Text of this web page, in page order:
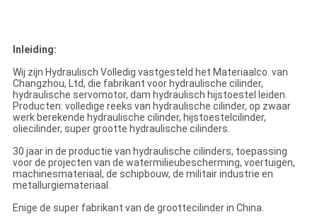
Inleiding:
Wij zijn Hydraulisch Volledig vastgesteld het Materiaalco. van
Changzhou, Ltd, die fabrikant voor hydraulische cilinder,
hydraulische servomotor, dam hydraulisch hijstoestel leiden.
Producten: volledige reeks van hydraulische cilinder, op zwaar
werk berekende hydraulische cilinder, hijstoestelcilinder,
oliecilinder, super grootte hydraulische cilinders.
30 jaar in de productie van hydraulische cilinders, toepassing
voor de projecten van de watermilieubescherming, voertuigen,
machinesmateriaal, de schipbouw, de militair industrie en
metallurgiemateriaal.
Enige de super fabrikant van de groottecilinder in China.